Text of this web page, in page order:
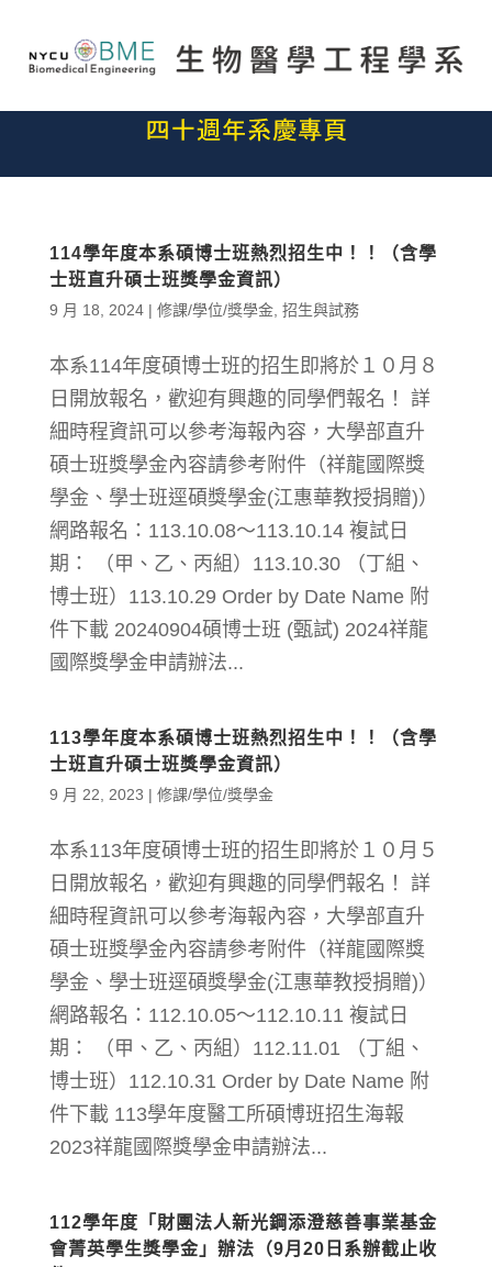
114學年度本系碩博士班熱烈招生中！！（含學
士班直升碩士班獎學金資訊）
9 月 18, 2024| 修課/學位/獎學金, 招生與試務
本系114年度碩博士班的招生即將於１０月８
日開放報名，歡迎有興趣的同學們報名！ 詳
細時程資訊可以參考海報內容，大學部直升
碩士班獎學金內容請參考附件（祥龍國際獎
學金、學士班逕碩獎學金(江惠華教授捐贈)）
網路報名：113.10.08～113.10.14 複試日
期： （甲、乙、丙組）113.10.30 （丁組、
博士班）113.10.29 Order by Date Name 附
件下載 20240904碩博士班 (甄試) 2024祥龍
國際獎學金申請辦法...
113學年度本系碩博士班熱烈招生中！！（含學
士班直升碩士班獎學金資訊）
9 月 22, 2023 | 修課/學位/獎學金
本系113年度碩博士班的招生即將於１０月５
日開放報名，歡迎有興趣的同學們報名！ 詳
細時程資訊可以參考海報內容，大學部直升
碩士班獎學金內容請參考附件（祥龍國際獎
學金、學士班逕碩獎學金(江惠華教授捐贈)）
網路報名：112.10.05～112.10.11 複試日
期： （甲、乙、丙組）112.11.01 （丁組、
博士班）112.10.31 Order by Date Name 附
件下載 113學年度醫工所碩博班招生海報
2023祥龍國際獎學金申請辦法...
112學年度「財團法人新光鋼添澄慈善事業基金
會菁英學生獎學金」辦法（9月20日系辦截止收